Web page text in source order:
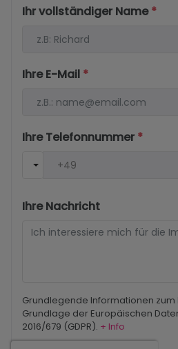
Ihr vollständiger Name*
Ihre E-Mail *
Ihre Telefonnummer *
Ihre Nachricht
Grundlegende Informationen
Grundlage der Europäischen
2016/679 (GDPR). + Info